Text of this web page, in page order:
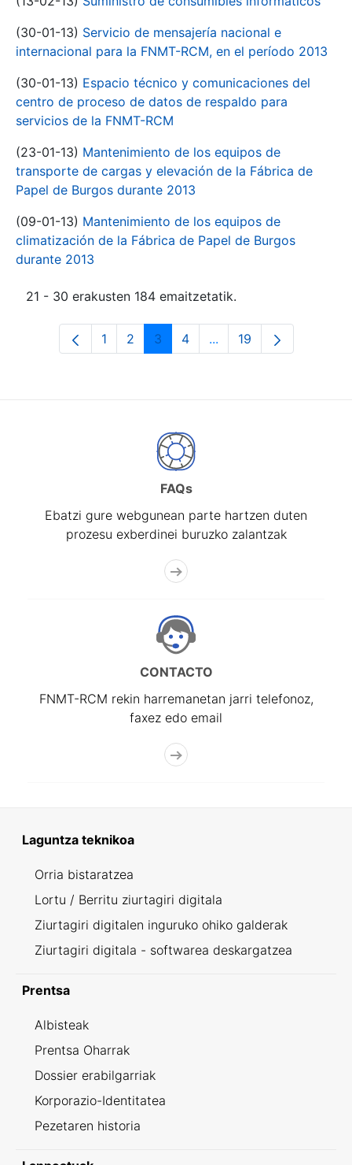
(30-01-13) Servicio de mensajería nacional e
internacional para la FNMT-RCM, en el período 2013
(30-01-13) Espacio técnico y comunicaciones del
centro de proceso de datos de respaldo para
servicios de la FNMT-RCM
(23-01-13) Mantenimiento de los equipos de
transporte de cargas y elevación de la Fábrica de
Papel de Burgos durante 2013
(09-01-13) Mantenimiento de los equipos de
climatización de la Fábrica de Papel de Burgos
durante 2013
21 - 30 erakusten 184 emaitzetatik.
Orrialdea
1 Orrialdea
2 Orrialdea
3 Orrialdea
4 ...Intermediate Pages
Orrialdea
19
FAQs
Ebatzi gure webgunean parte hartzen duten
prozesu exberdinei buruzko zalantzak
CONTACTO
FNMT-RCM rekin harremanetan jarri telefonoz,
faxez edo email
Laguntza teknikoa
Orria bistaratzea
Lortu / Berritu ziurtagiri digitala
Ziurtagiri digitalen inguruko ohiko galderak
Ziurtagiri digitala - softwarea deskargatzea
Prentsa
Albisteak
Prentsa Oharrak
Dossier erabilgarriak
Korporazio-Identitatea
Pezetaren historia